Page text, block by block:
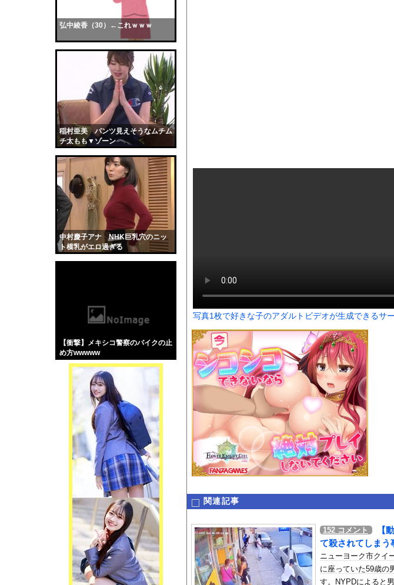
弘中綾香（30）←これｗｗｗ
稲村亜美 パンツ見えそうなムチム
チ太もも▼ゾーン
中村慶子アナ NHK巨乳穴のニッ
ト横乳がエロ過ぎる
【衝撃】メキシコ警察のバイクの止
め方wwwww
【画像】このAVが性癖ブッ刺さりで精子ドクドク作られるわｗ
【悲報】味噌ラーメンで行列、出来ない
【中国】男の子が爆竹に点火 マンホールが爆発しふた吹き飛
【緊急】肛門にスティックのり入れたけど出てこないの！！
お知らせ
【動画】これはお見事。中国重慶市で珍しい事故が撮影される。
Powered by livedoor 相互RSS
このページは1000mg
が管理しています。 RSS設定
示されません。
写真1枚で好きな子のアダルトビデオが生成できるサー
関連記事
152 コメント
【
て殺されてしまう
ニューヨーク市クイ
に座っていた59歳の
す。NYPDによると